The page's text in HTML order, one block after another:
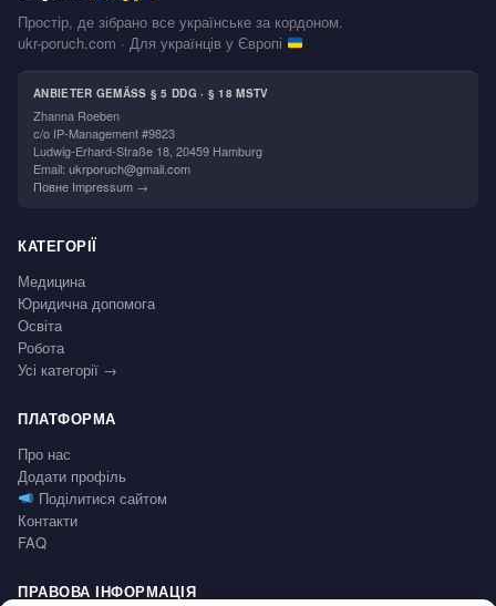
Простір, де зібрано все українське за кордоном.
ukr-poruch.com · Для українців у Європі
ANBIETER GEMÄSS § 5 DDG · § 18 MSTV
Zhanna Roeben
c/o IP-Management #9823
Ludwig-Erhard-Straße 18, 20459 Hamburg
Email: ukrporuch@gmail.com
Повне Impressum →
КАТЕГОРІЇ
Медицина
Юридична допомога
Освіта
Робота
Усі категорії →
ПЛАТФОРМА
Про нас
Додати профіль
Поділитися сайтом
Контакти
FAQ
ПРАВОВА ІНФОРМАЦІЯ